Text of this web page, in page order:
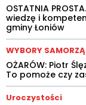
OSTATNIA
wiedzę i
gminy Łoniów
WYBORY
OŻARÓW: Piotr
To pomoże czy
Uroczystości